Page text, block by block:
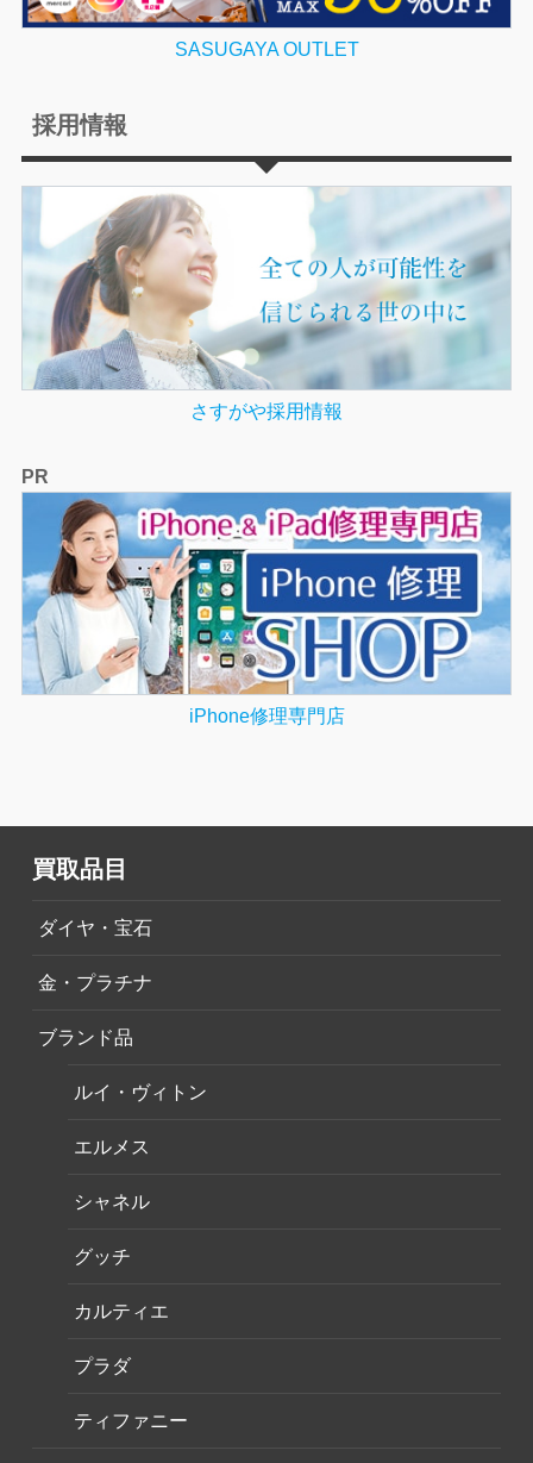
SASUGAYA OUTLET
採用情報
さすがや採用情報
PR
iPhone修理専門店
買取品目
ダイヤ・宝石
金・プラチナ
ブランド品
ルイ・ヴィトン
エルメス
シャネル
グッチ
カルティエ
プラダ
ティファニー